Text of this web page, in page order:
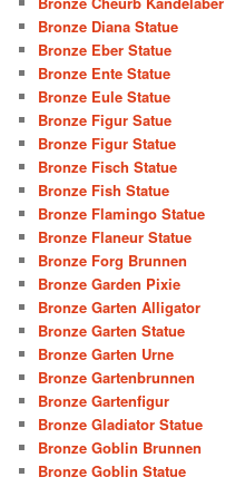
Bronze Diana Statue
Bronze Eber Statue
Bronze Ente Statue
Bronze Eule Statue
Bronze Figur Satue
Bronze Figur Statue
Bronze Fisch Statue
Bronze Fish Statue
Bronze Flamingo Statue
Bronze Flaneur Statue
Bronze Forg Brunnen
Bronze Garden Pixie
Bronze Garten Alligator
Bronze Garten Statue
Bronze Garten Urne
Bronze Gartenbrunnen
Bronze Gartenfigur
Bronze Gladiator Statue
Bronze Goblin Brunnen
Bronze Goblin Statue